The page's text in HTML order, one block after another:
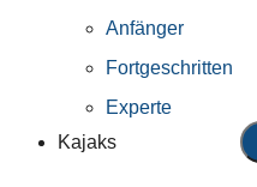
Anfänger
Fortgeschritten
Experte
Kajaks